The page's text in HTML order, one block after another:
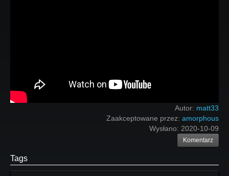
Autor: matt33
Zaakceptowane przez: amorphous
Wysłano: 2020-10-09
Komentarz
Tags